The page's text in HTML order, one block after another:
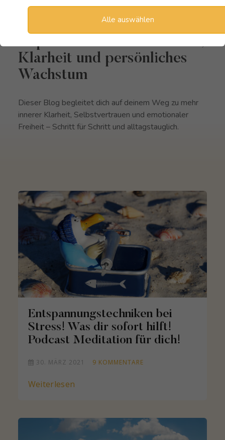
Klarheit und persönliches
Wachstum
Dieser Blog begleitet dich auf deinem Weg zu mehr
innerer Klarheit, Selbstvertrauen und emotionaler
Freiheit – Schritt für Schritt und alltagstauglich.
Entspannungstechniken bei
Stress! Was dir sofort hilft!
Podcast Meditation für dich!
30. MÄRZ 2021 9 KOMMENTARE
Weiterlesen
Alle auswählen